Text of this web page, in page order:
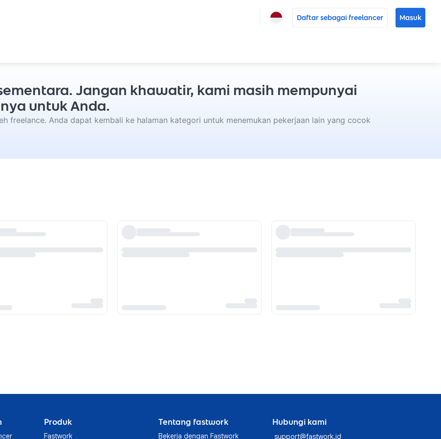
Daftar sebagai freelancer Masuk
Jangan khawatir, kami masih mempunyai
untuk Anda.
freelance. Anda dapat kembali ke halaman kategori untuk menemukan pekerjaan lain yang cocok
Produk
Fastwork
Tentang fastwork
Bekerja dengan Fastwork
Hubungi kami
support@fastwork.id